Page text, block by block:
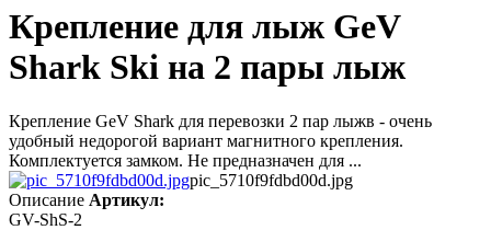
Крепление для лыж GeV
Shark Ski на 2 пары лыж
Крепление GeV Shark для перевозки 2 пар лыжв - очень
удобный недорогой вариант магнитного крепления.
Комплектуется замком. Не предназначен для ...
pic_5710f9fdbd00d.jpg
Описание Артикул:
GV-ShS-2